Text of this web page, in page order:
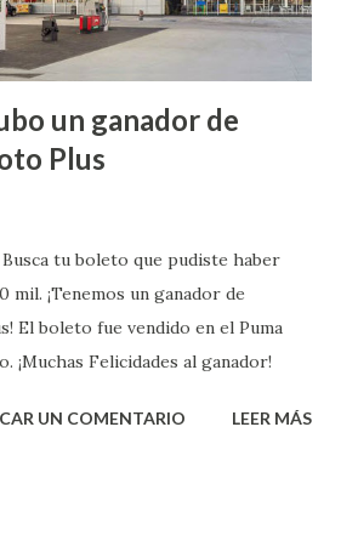
un ganador de
Plus
Busca tu boleto que pudiste haber
mil. ¡Tenemos un ganador de
El boleto fue vendido en el Puma
¡Muchas Felicidades al ganador!
UN COMENTARIO LEER MÁS